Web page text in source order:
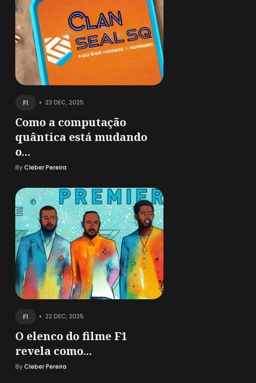
F1 • 23 DEC, 2025
Como a computação
quântica está mudando
o...
ByCleber Pereira
F1 • 22 DEC, 2025
O elenco do filme F1
revela como...
ByCleber Pereira